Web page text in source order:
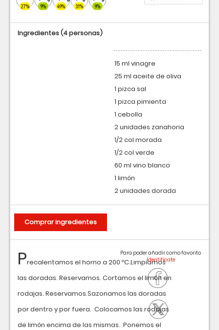
27% 9% 49% 31% 9%
Precalentamos el horno a 200 ºC.Limpiamos
las doradas. Reservamos. Cortamos el limón en
rodajas. Reservamos.Sazonamos las doradas
por dentro y por fuera. Colocamos las rodajas
de limón encima de las mismas. Ponemos el
Para poder añadir como favorito
Ingredientes(4 personas)
15 ml vinagre
25 ml aceite de oliva
1 pizca sal
1 pizca pimienta
1 cebolla
2 unidades zanahoria
1/2 col morada
1/2 col verde
60 ml vino blanco
1 limón
2 unidades dorada
Comprar ingredientes